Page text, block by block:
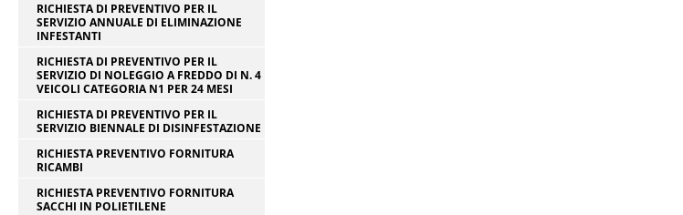
RICHIESTA DI PREVENTIVO PER IL
SERVIZIO ANNUALE DI ELIMINAZIONE
INFESTANTI
RICHIESTA DI PREVENTIVO PER IL
SERVIZIO DI NOLEGGIO A FREDDO DI N. 4
VEICOLI CATEGORIA N1 PER 24 MESI
RICHIESTA DI PREVENTIVO PER IL
SERVIZIO BIENNALE DI DISINFESTAZIONE
RICHIESTA PREVENTIVO FORNITURA
RICAMBI
RICHIESTA PREVENTIVO FORNITURA
SACCHI IN POLIETILENE